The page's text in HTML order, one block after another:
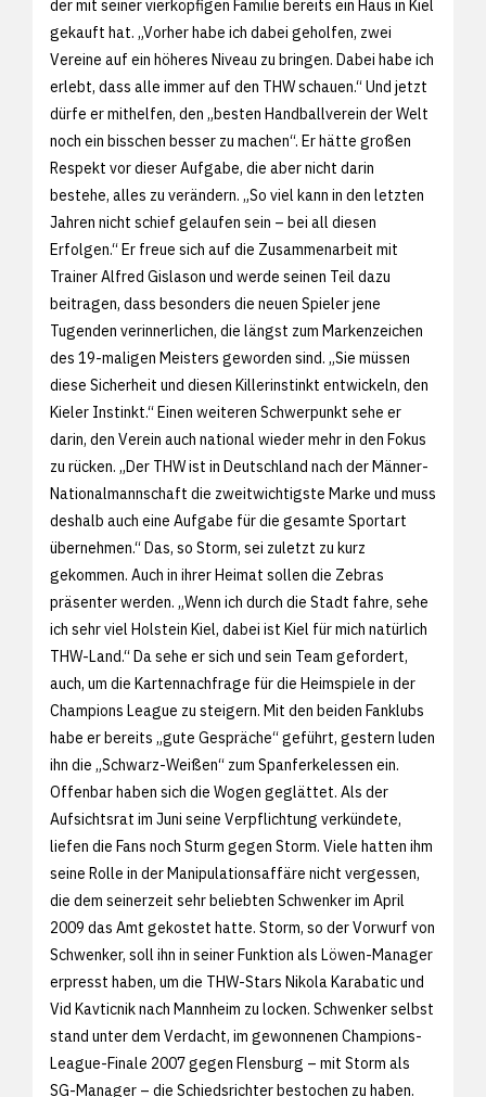
der mit seiner vierköpfigen Familie bereits ein Haus in Kiel
gekauft hat. „Vorher habe ich dabei geholfen, zwei
Vereine auf ein höheres Niveau zu bringen. Dabei habe ich
erlebt, dass alle immer auf den THW schauen.“ Und jetzt
dürfe er mithelfen, den „besten Handballverein der Welt
noch ein bisschen besser zu machen“. Er hätte großen
Respekt vor dieser Aufgabe, die aber nicht darin
bestehe, alles zu verändern. „So viel kann in den letzten
Jahren nicht schief gelaufen sein – bei all diesen
Erfolgen.“ Er freue sich auf die Zusammenarbeit mit
Trainer Alfred Gislason und werde seinen Teil dazu
beitragen, dass besonders die neuen Spieler jene
Tugenden verinnerlichen, die längst zum Markenzeichen
des 19-maligen Meisters geworden sind. „Sie müssen
diese Sicherheit und diesen Killerinstinkt entwickeln, den
Kieler Instinkt.“ Einen weiteren Schwerpunkt sehe er
darin, den Verein auch national wieder mehr in den Fokus
zu rücken. „Der THW ist in Deutschland nach der Männer-
Nationalmannschaft die zweitwichtigste Marke und muss
deshalb auch eine Aufgabe für die gesamte Sportart
übernehmen.“ Das, so Storm, sei zuletzt zu kurz
gekommen. Auch in ihrer Heimat sollen die Zebras
präsenter werden. „Wenn ich durch die Stadt fahre, sehe
ich sehr viel Holstein Kiel, dabei ist Kiel für mich natürlich
THW-Land.“ Da sehe er sich und sein Team gefordert,
auch, um die Kartennachfrage für die Heimspiele in der
Champions League zu steigern. Mit den beiden Fanklubs
habe er bereits „gute Gespräche“ geführt, gestern luden
ihn die „Schwarz-Weißen“ zum Spanferkelessen ein.
Offenbar haben sich die Wogen geglättet. Als der
Aufsichtsrat im Juni seine Verpflichtung verkündete,
liefen die Fans noch Sturm gegen Storm. Viele hatten ihm
seine Rolle in der Manipulationsaffäre nicht vergessen,
die dem seinerzeit sehr beliebten Schwenker im April
2009 das Amt gekostet hatte. Storm, so der Vorwurf von
Schwenker, soll ihn in seiner Funktion als Löwen-Manager
erpresst haben, um die THW-Stars Nikola Karabatic und
Vid Kavticnik nach Mannheim zu locken. Schwenker selbst
stand unter dem Verdacht, im gewonnenen Champions-
League-Finale 2007 gegen Flensburg – mit Storm als
SG-Manager – die Schiedsrichter bestochen zu haben.